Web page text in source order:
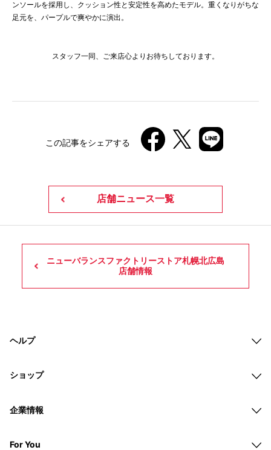
ンソールを採用し、クッション性と安定性を高めたモデル。重くなりがちな
足元を、パープルで爽やかに演出。
スタッフ一同、ご来店心よりお待ちしております。
この記事をシェアする
店舗ニュース一覧
ニューバランスファクトリーストア札幌北広島
店舗情報
ヘルプ
ショップ
企業情報
For You